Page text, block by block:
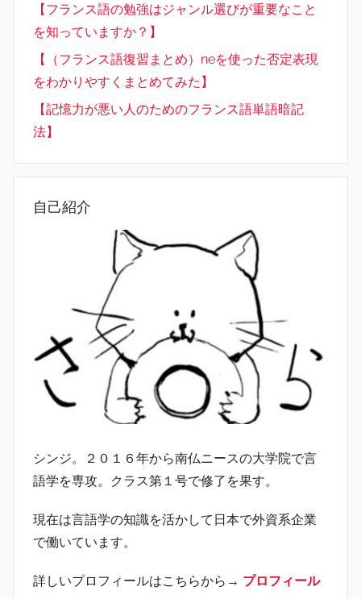
【フランス語の勉強はジャンル選びが重要なこと
を知っていますか？】
【（フランス語復習まとめ）neを使った否定表現
をわかりやすくまとめてみた】
【記憶力が悪い人のためのフランス語単語暗記
法】
自己紹介
シンジ。２０１６年から南仏ニースの大学院で言
語学を専攻。クラス第１号で修了を果す。
現在は言語学の知識を活かして日本で外資系企業
で働いています。
詳しいプロフィールはこちらから→ プロフィール